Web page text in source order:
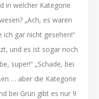
in welcher Kategorie
„Ach, es waren
ich gar nicht gesehen!“
und es ist sogar noch
super!“ „Schade, bei
… aber die Kategorie
bei Grün gibt es nur 9